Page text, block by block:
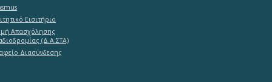
Εισιτήριο
Απασχόλησης
(Δ.Α.ΣΤΑ)
Διασύνδεσης